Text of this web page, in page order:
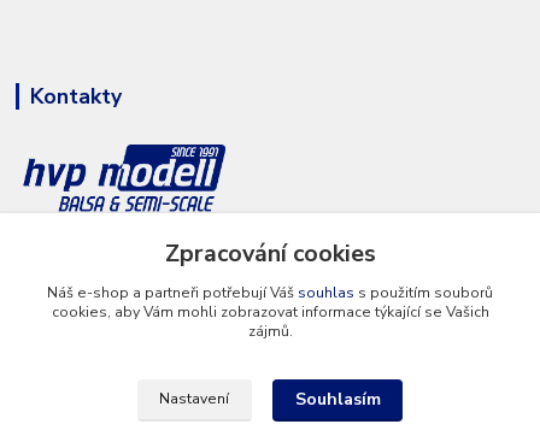
Kontakty
+420 777 286 674
info@hvp-modell.cz
Zpracování cookies
Náš e-shop a partneři potřebují Váš souhlas s použitím souborů
cookies, aby Vám mohli zobrazovat informace týkající se Vašich
zájmů.
Nastavení Souhlasím